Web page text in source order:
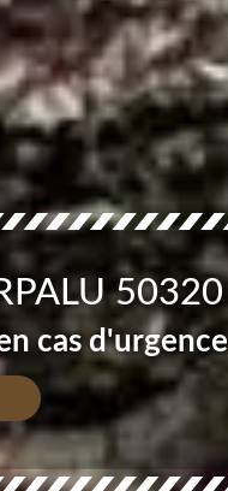
50320
cas d'urgence